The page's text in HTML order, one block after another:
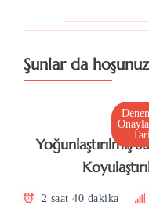
Şunlar da
Yoğunlaştırılmış
2 saat 40 dakika